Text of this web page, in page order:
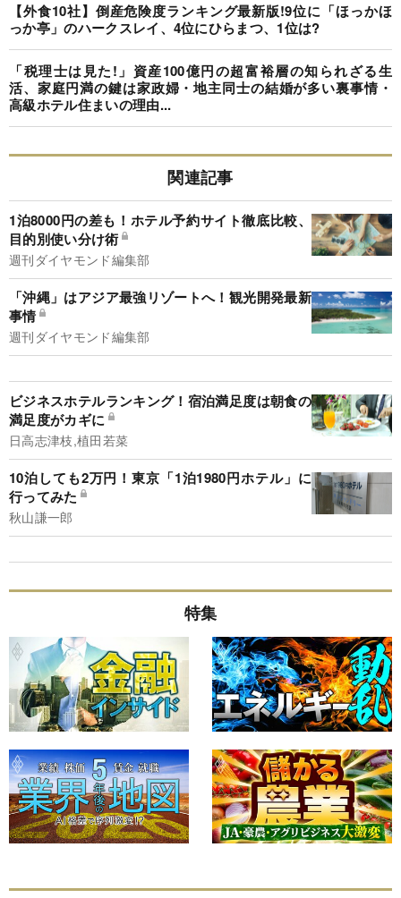
【外食10社】倒産危険度ランキング最新版!9位に「ほっかほ
っか亭」のハークスレイ、4位にひらまつ、1位は?
「税理士は見た!」資産100億円の超富裕層の知られざる生
活、家庭円満の鍵は家政婦・地主同士の結婚が多い裏事情・
高級ホテル住まいの理由...
関連記事
1泊8000円の差も！ホテル予約サイト徹底比較、
目的別使い分け術
週刊ダイヤモンド編集部
「沖縄」はアジア最強リゾートへ！観光開発最新
事情
週刊ダイヤモンド編集部
ビジネスホテルランキング！宿泊満足度は朝食の
満足度がカギに
日高志津枝,植田若菜
10泊しても2万円！東京「1泊1980円ホテル」に
行ってみた
秋山謙一郎
特集